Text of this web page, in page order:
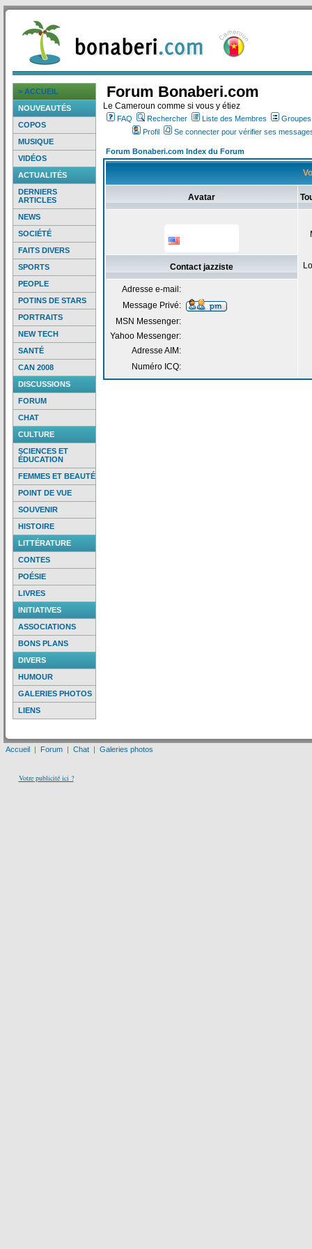
> ACCUEIL
NOUVEAUTÉS
COPOS
MUSIQUE
VIDÉOS
ACTUALITÉS
DERNIERS
ARTICLES
NEWS
SOCIÉTÉ
FAITS DIVERS
SPORTS
PEOPLE
POTINS DE STARS
PORTRAITS
NEW TECH
SANTÉ
CAN 2008
DISCUSSIONS
FORUM
CHAT
CULTURE
SCIENCES ET
ÉDUCATION
FEMMES ET BEAUTÉ
POINT DE VUE
SOUVENIR
HISTOIRE
LITTÉRATURE
CONTES
POÉSIE
LIVRES
INITIATIVES
ASSOCIATIONS
BONS PLANS
DIVERS
HUMOUR
GALERIES PHOTOS
LIENS
Forum Bonaberi.com
Le Cameroun comme si vous y étiez
FAQ Rechercher Liste des Membres
Profil
Se connecter pour vérifier ses
Forum Bonaberi.com Index du Forum
Avatar
Contact jazziste
Adresse e-mail:
Message Privé:
MSN Messenger:
Yahoo Messenger:
Adresse AIM:
Numéro ICQ:
Accueil | Forum | Chat | Galeries photos
Votre publicité ici ?